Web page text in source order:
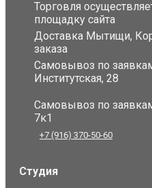
Торговля
площадку сайта
Доставка Мытищи,
заказа
Самовывоз по
Институтская, 28
Самовывоз по
7к1
+7 (916) 370-50-60
Студия